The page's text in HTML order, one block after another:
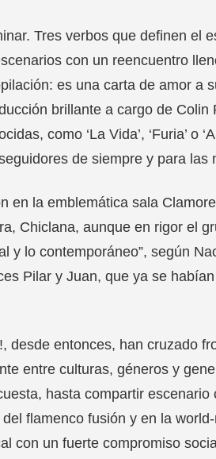
Tres verbos que definen el
con un reencuentro
es una carta de amor a
brillante a cargo de
como ‘La Vida’, ‘Furia’ o
de siempre y para las
en la emblemática sala
Chiclana, aunque en rigor el
y lo contemporáneo”, según
Pilar y Juan, que ya se
desde entonces, han cruzado
entre culturas, géneros y
hasta compartir
flamenco fusión y en la
con un fuerte compromiso